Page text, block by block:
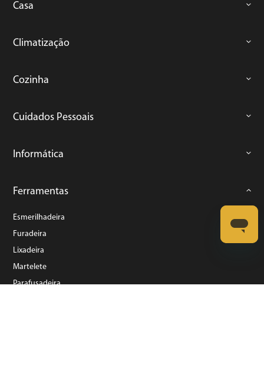
Casa
Climatização
Cozinha
Cuidados Pessoais
Informática
Ferramentas
Esmerilhadeira
Furadeira
Lixadeira
Martelete
Parafusadeira